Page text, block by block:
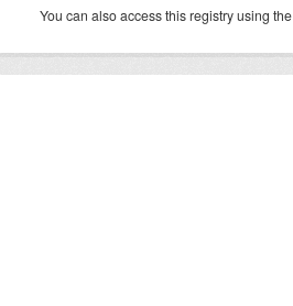
You can also access this registry using the